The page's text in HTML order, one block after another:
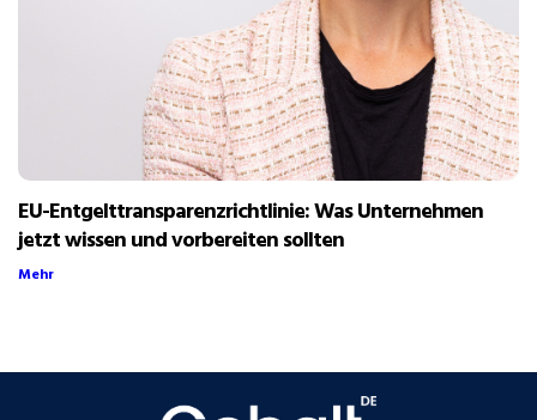
EU-Entgelttransparenzrichtlinie: Was Unternehmen
jetzt wissen und vorbereiten sollten
Mehr